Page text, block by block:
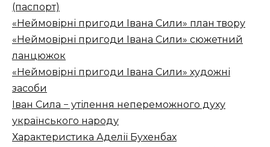
(паспорт)
«Неймовірні пригоди Івана Сили» план твору
«Неймовірні пригоди Івана Сили» сюжетний
ланцюжок
«Неймовірні пригоди Івана Сили» художні
засоби
Іван Сила − утілення непереможного духу
українського народу
Характеристика Аделії Бухенбах